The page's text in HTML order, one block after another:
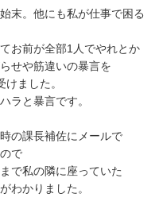
末。他にも私が仕事で困る
お前が全部1人でやれとか
せや筋違いの暴言を
ました。
ラと暴言です。
の課長補佐にメールで
で
で私の隣に座っていた
わかりました。